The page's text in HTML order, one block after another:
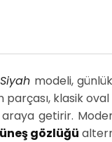
modeli,
klasik
araya getirir.
gözlüğü